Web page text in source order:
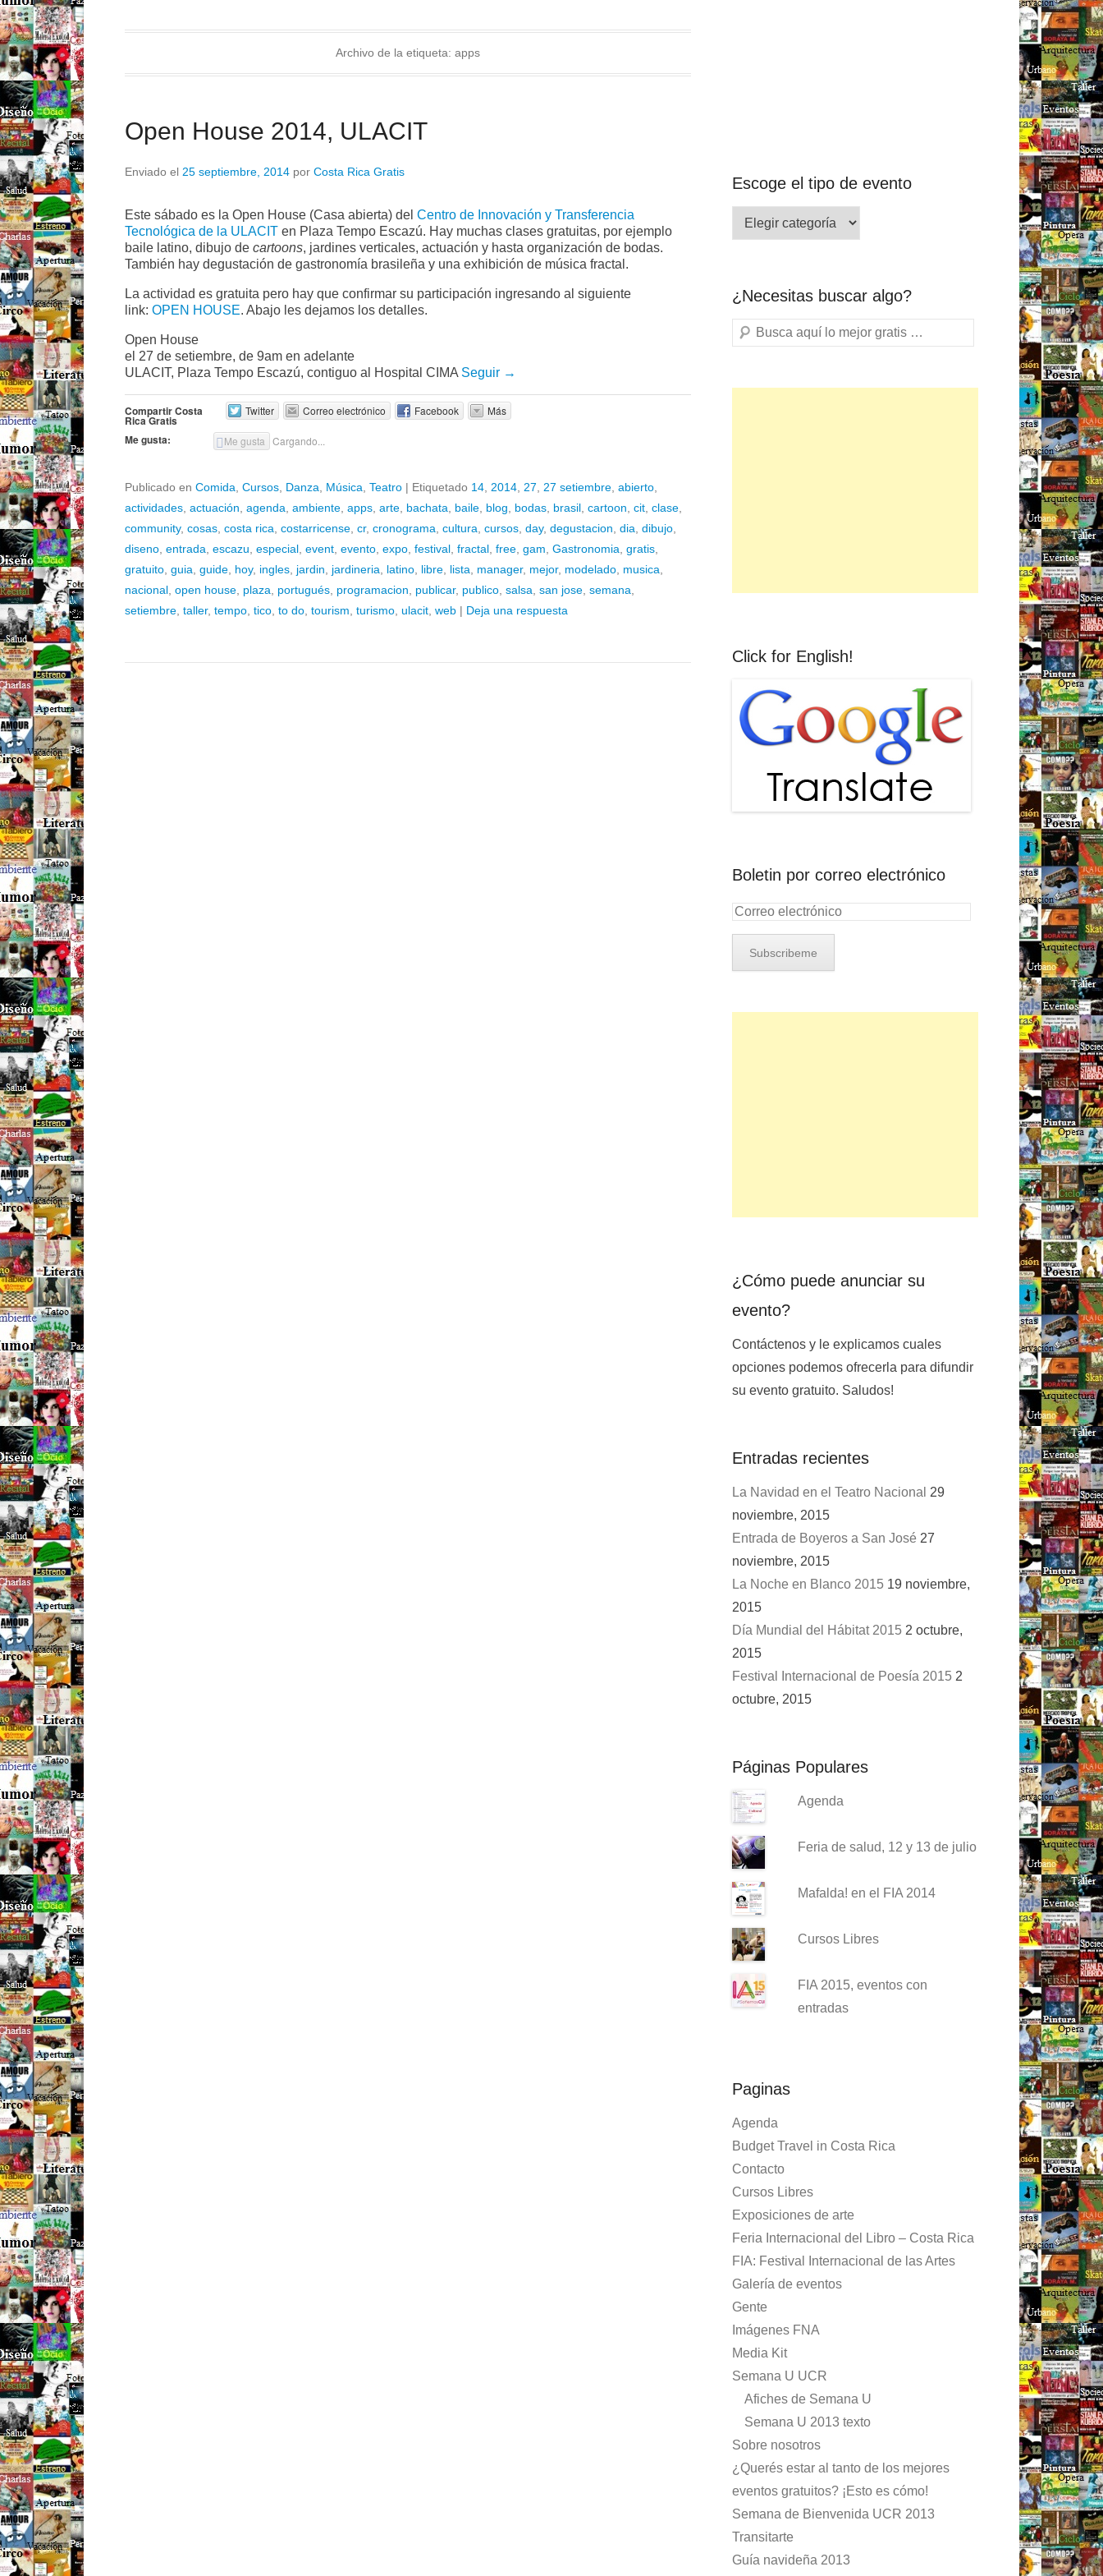
Archivo de la etiqueta: apps
Open House 2014, ULACIT
Enviado el 25 septiembre, 2014 por Costa Rica Gratis
Este sábado es la Open House (Casa abierta) del Centro de Innovación y Transferencia
Tecnológica de la ULACIT en Plaza Tempo Escazú. Hay muchas clases gratuitas, por ejemplo
baile latino, dibujo de cartoons, jardines verticales, actuación y hasta organización de bodas.
También hay degustación de gastronomía brasileña y una exhibición de música fractal.
La actividad es gratuita pero hay que confirmar su participación ingresando al siguiente
link: OPEN HOUSE. Abajo les dejamos los detalles.
Open House
el 27 de setiembre, de 9am en adelante
ULACIT, Plaza Tempo Escazú, contiguo al Hospital CIMA Seguir →
Compartir Costa
Rica Gratis
Twitter Correo electrónico Facebook Más
Me gusta: Me gusta Cargando...
Publicado en Comida Cursos Danza Música Teatro | Etiquetado 14 2014 27 27 setiembre abierto
actividades actuación agenda ambiente apps arte bachata baile blog bodas brasil cartoon cit clase
community, cosas costa rica costarricense cr, cronograma cultura cursos day, degustacion dia dibujo
diseno entrada escazu especial event evento expo festival fractal free gam Gastronomia gratis
gratuito guia guide hoy, ingles jardin jardineria latino libre lista manager, mejor, modelado musica
nacional open house plaza portugués programacion publicar, publico salsa san jose semana
setiembre taller, tempo tico to do tourism turismo ulacit web | Deja una respuesta
Escoge el tipo de evento
¿Necesitas buscar algo?
Buscar
Click for English!
Boletin por correo electrónico
¿Cómo puede anunciar su
evento?
Contáctenos y le explicamos cuales
opciones podemos ofrecerla para difundir
su evento gratuito. Saludos!
Entradas recientes
La Navidad en el Teatro Nacional 29
noviembre, 2015
Entrada de Boyeros a San José 27
noviembre, 2015
La Noche en Blanco 2015 19 noviembre,
2015
Día Mundial del Hábitat 2015 2 octubre,
2015
Festival Internacional de Poesía 2015 2
octubre, 2015
Páginas Populares
Agenda
Feria de salud, 12 y 13 de julio
Mafalda! en el FIA 2014
Cursos Libres
FIA 2015, eventos con
entradas
Paginas
Agenda
Budget Travel in Costa Rica
Contacto
Cursos Libres
Exposiciones de arte
Feria Internacional del Libro – Costa Rica
FIA: Festival Internacional de las Artes
Galería de eventos
Gente
Imágenes FNA
Media Kit
Semana U UCR
Afiches de Semana U
Semana U 2013 texto
Sobre nosotros
¿Querés estar al tanto de los mejores
eventos gratuitos? ¡Esto es cómo!
Semana de Bienvenida UCR 2013
Transitarte
Guía navideña 2013